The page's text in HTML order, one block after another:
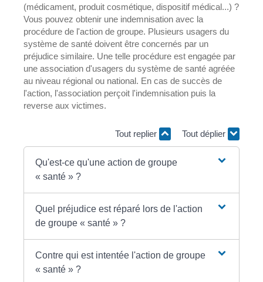
(médicament, produit cosmétique, dispositif médical...) ?
Vous pouvez obtenir une indemnisation avec la
procédure de l'action de groupe. Plusieurs usagers du
système de santé doivent être concernés par un
préjudice similaire. Une telle procédure est engagée par
une association d'usagers du système de santé agréée
au niveau régional ou national. En cas de succès de
l'action, l'association perçoit l'indemnisation puis la
reverse aux victimes.
Tout replier Tout déplier
Qu'est-ce qu'une action de groupe
« santé » ?
Quel préjudice est réparé lors de l'action
de groupe « santé » ?
Contre qui est intentée l'action de groupe
« santé » ?